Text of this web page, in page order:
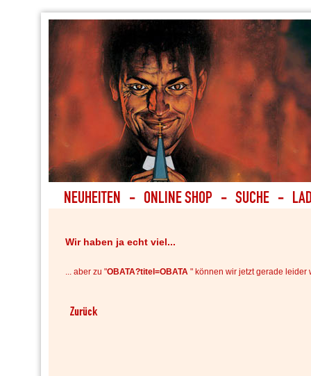
Wir haben ja echt viel...
... aber zu "OBATA?titel=OBATA " können wir jetzt gerade leider